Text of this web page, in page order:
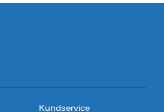
Kundservice